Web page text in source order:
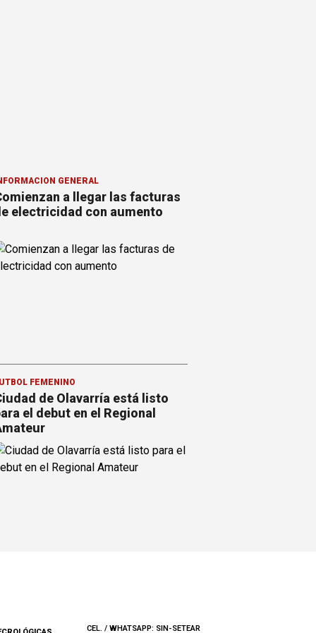
GENERAL
a llegar las facturas
electricidad con aumento
FEMENINO
de Olavarría está listo
el debut en el Regional
CEL. / WHATSAPP: SIN-SETEAR